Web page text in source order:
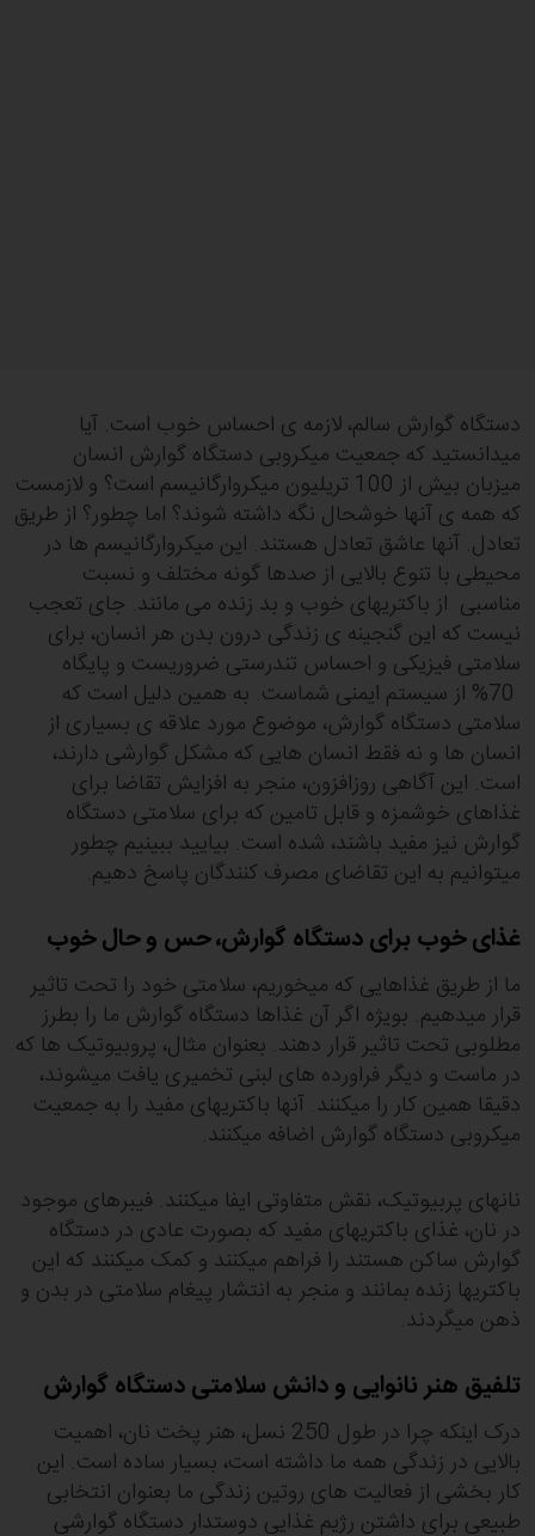
دستگاه گوارش سالم، لازمه ی احساس خوب است. آیا
میدانستید که جمعیت میکروبی دستگاه گوارش انسان
میزبان بیش از 100 تریلیون میکروارگانیسم است؟ و لازمست
که همه ی آنها خوشحال نگه داشته شوند؟ اما چطور؟ از طریق
تعادل. آنها عاشق تعادل هستند. این میکروارگانیسم ها در
محیطی با تنوع بالایی از صدها گونه مختلف و نسبت
مناسبی از باکتریهای خوب و بد زنده می مانند. جای تعجب
نیست که این گنجینه ی زندگی درون بدن هر انسان، برای
سلامتی فیزیکی و احساس تندرستی ضروریست و پایگاه
70% از سیستم ایمنی شماست. به همین دلیل است که
سلامتی دستگاه گوارش، موضوع مورد علاقه ی بسیاری از
انسان ها و نه فقط انسان هایی که مشکل گوارشی دارند،
است. این آگاهی روزافزون، منجر به افزایش تقاضا برای
غذاهای خوشمزه و قابل تامین که برای سلامتی دستگاه
گوارش نیز مفید باشند، شده است. بیایید ببینیم چطور
میتوانیم به این تقاضای مصرف کنندگان پاسخ دهیم.
غذای خوب برای دستگاه گوارش، حس و حال خوب
ما از طریق غذاهایی که میخوریم، سلامتی خود را تحت تاثیر
قرار میدهیم. بویژه اگر آن غذاها دستگاه گوارش ما را بطرز
مطلوبی تحت تاثیر قرار دهند. بعنوان مثال، پروبیوتیک ها که
در ماست و دیگر فراورده های لبنی تخمیری یافت میشوند،
دقیقا همین کار را میکنند. آنها باکتریهای مفید را به جمعیت
میکروبی دستگاه گوارش اضافه میکنند.
نانهای پربیوتیک، نقش متفاوتی ایفا میکنند. فیبرهای موجود
در نان، غذای باکتریهای مفید که بصورت عادی در دستگاه
گوارش ساکن هستند را فراهم میکنند و کمک میکنند که این
باکتریها زنده بمانند و منجر به انتشار پیغام سلامتی در بدن و
ذهن میگردند.
تلفیق هنر نانوایی و دانش سلامتی دستگاه گوارش
درک اینکه چرا در طول 250 نسل، هنر پخت نان، اهمیت
بالایی در زندگی همه ما داشته است، بسیار ساده است. این
کار بخشی از فعالیت های روتین زندگی ما بعنوان انتخابی
طبیعی برای داشتن رژیم غذایی دوستدار دستگاه گوارشی